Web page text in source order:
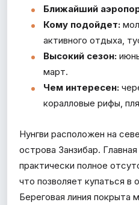
Ближайший
Кому подойдет:
активного отдыха,
Высокий сезон:
март.
Чем интересен:
коралловые рифы,
Нунгви расположен на
острова Занзибар.
практически полное
что позволяет купаться в
Береговая линия покрыта